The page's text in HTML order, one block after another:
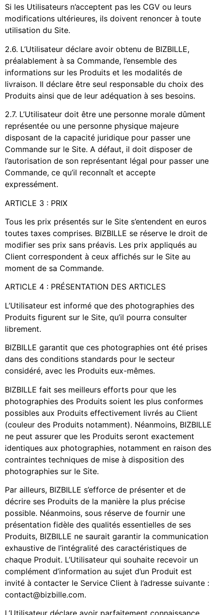
Si les Utilisateurs n’acceptent pas les CGV ou leurs
modifications ultérieures, ils doivent renoncer à toute
utilisation du Site.
2.6. L’Utilisateur déclare avoir obtenu de BIZBILLE,
préalablement à sa Commande, l’ensemble des
informations sur les Produits et les modalités de
livraison. Il déclare être seul responsable du choix des
Produits ainsi que de leur adéquation à ses besoins.
2.7. L’Utilisateur doit être une personne morale dûment
représentée ou une personne physique majeure
disposant de la capacité juridique pour passer une
Commande sur le Site. A défaut, il doit disposer de
l’autorisation de son représentant légal pour passer une
Commande, ce qu’il reconnaît et accepte
expressément.
ARTICLE 3 : PRIX
Tous les prix présentés sur le Site s’entendent en euros
toutes taxes comprises. BIZBILLE se réserve le droit de
modifier ses prix sans préavis. Les prix appliqués au
Client correspondent à ceux affichés sur le Site au
moment de sa Commande.
ARTICLE 4 : PRÉSENTATION DES ARTICLES
L’Utilisateur est informé que des photographies des
Produits figurent sur le Site, qu’il pourra consulter
librement.
BIZBILLE garantit que ces photographies ont été prises
dans des conditions standards pour le secteur
considéré, avec les Produits eux-mêmes.
BIZBILLE fait ses meilleurs efforts pour que les
photographies des Produits soient les plus conformes
possibles aux Produits effectivement livrés au Client
(couleur des Produits notamment). Néanmoins, BIZBILLE
ne peut assurer que les Produits seront exactement
identiques aux photographies, notamment en raison des
contraintes techniques de mise à disposition des
photographies sur le Site.
Par ailleurs, BIZBILLE s’efforce de présenter et de
décrire ses Produits de la manière la plus précise
possible. Néanmoins, sous réserve de fournir une
présentation fidèle des qualités essentielles de ses
Produits, BIZBILLE ne saurait garantir la communication
exhaustive de l’intégralité des caractéristiques de
chaque Produit. L’Utilisateur qui souhaite recevoir un
complément d’information au sujet d’un Produit est
invité à contacter le Service Client à l’adresse suivante :
contact@bizbille.com.